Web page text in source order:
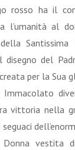
rosso ha il
l’umanità al
disegno del
per la Sua
Immacolato
vittoria nella
Donna vestita